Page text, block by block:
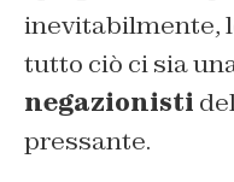
inevitabilmente,
tutto ciò ci sia
negazionisti
pressante.